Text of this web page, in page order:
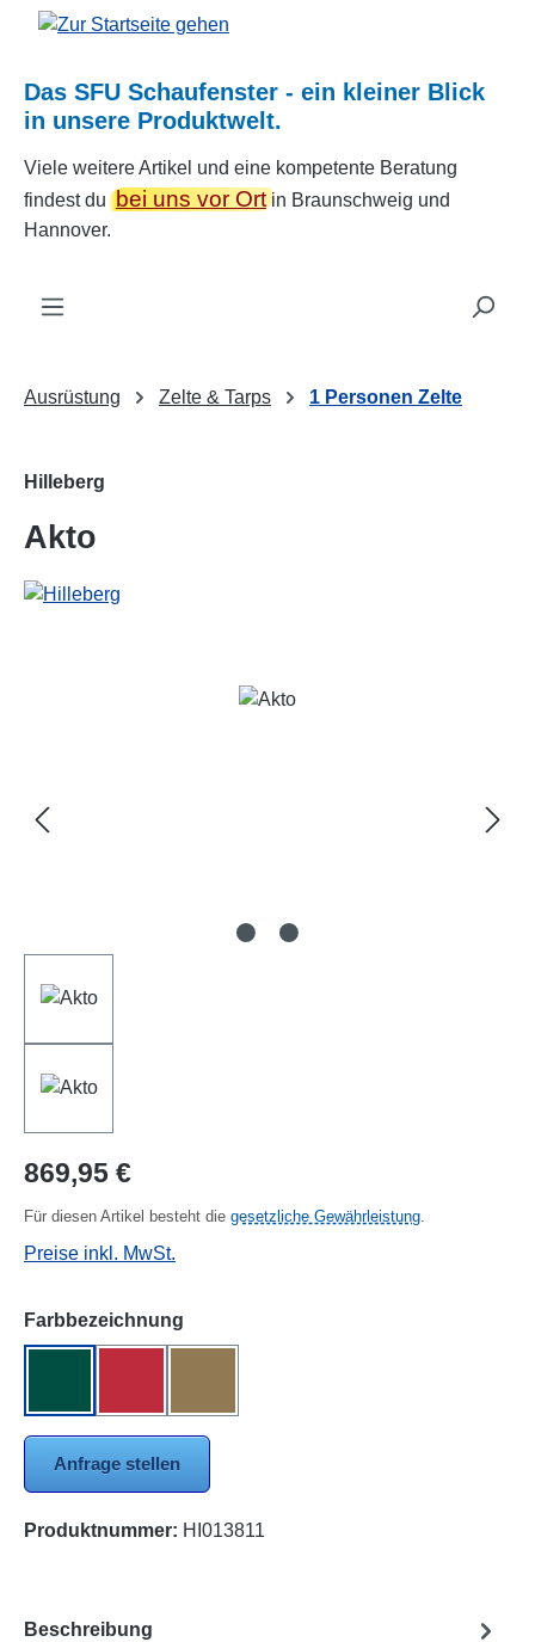
Zum Hauptinhalt springen
Das SFU Schaufenster - ein kleiner Blick
in unsere Produktwelt.
Viele weitere Artikel und eine kompetente Beratung
findest dubei uns vor Ortin Braunschweig und
Hannover.
Ausrüstung Zelte & Tarps 1 Personen Zelte
Hilleberg
Akto
Bildergalerie überspringen
Regulärer Preis:
869,95 €
Für diesen Artikel besteht die gesetzliche Gewährleistung
Preise inkl. MwSt.
Farbbezeichnung
Anfrage stellen
Produktnummer: HI013811
Beschreibung